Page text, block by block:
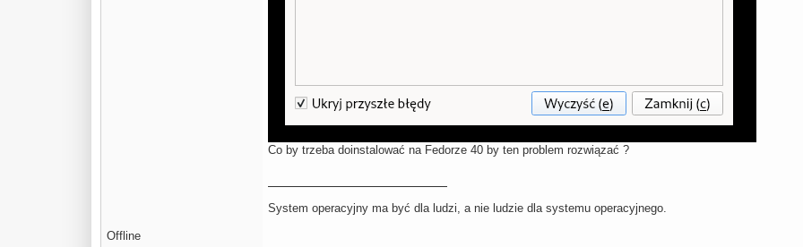
Co by trzeba doinstalować na Fedorze 40 by ten problem rozwiązać ?
System operacyjny ma być dla ludzi, a nie ludzie dla systemu operacyjnego.
Offline